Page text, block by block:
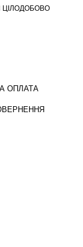
ОПЛАТА